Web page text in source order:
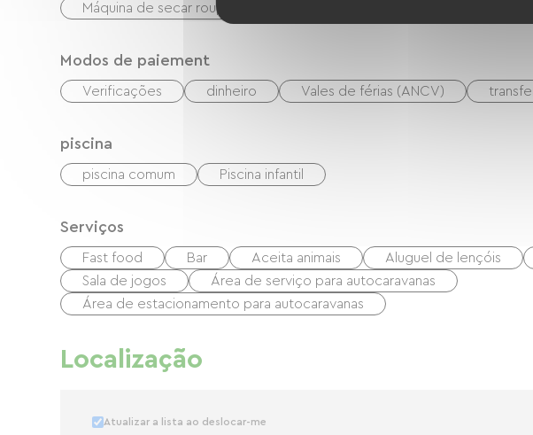
Máquina de secar roupa coletiva
Modos de paiement
Verificações dinheiro Vales de férias (ANCV)
piscina
piscina comum Piscina infantil
Serviços
Fast food Bar Aceita animais Aluguel de lençóis
Sala de jogos
Área de serviço para autocaravanas
Área de estacionamento para autocaravanas
Localização
Atualizar a lista ao deslocar-me